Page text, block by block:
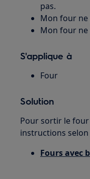
pas.
Mon four ne
Mon four
S'applique à
Four
Solution
Pour sortir le four
instructions
Fours avec